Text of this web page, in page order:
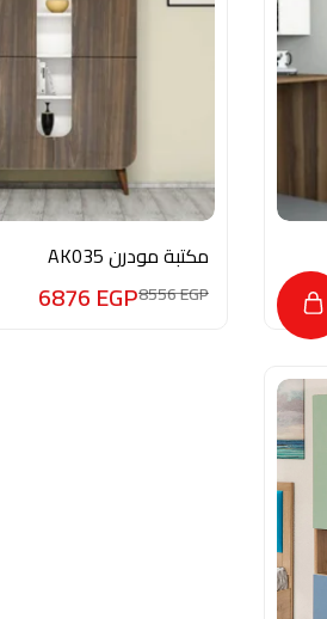
مكتبة مودرن AK035
8556EGP
6876EGP